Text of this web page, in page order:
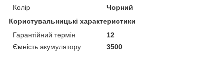
Колір
Чорний
Користувальницькі характеристики
Гарантійний термін
12
Ємність акумулятору
3500